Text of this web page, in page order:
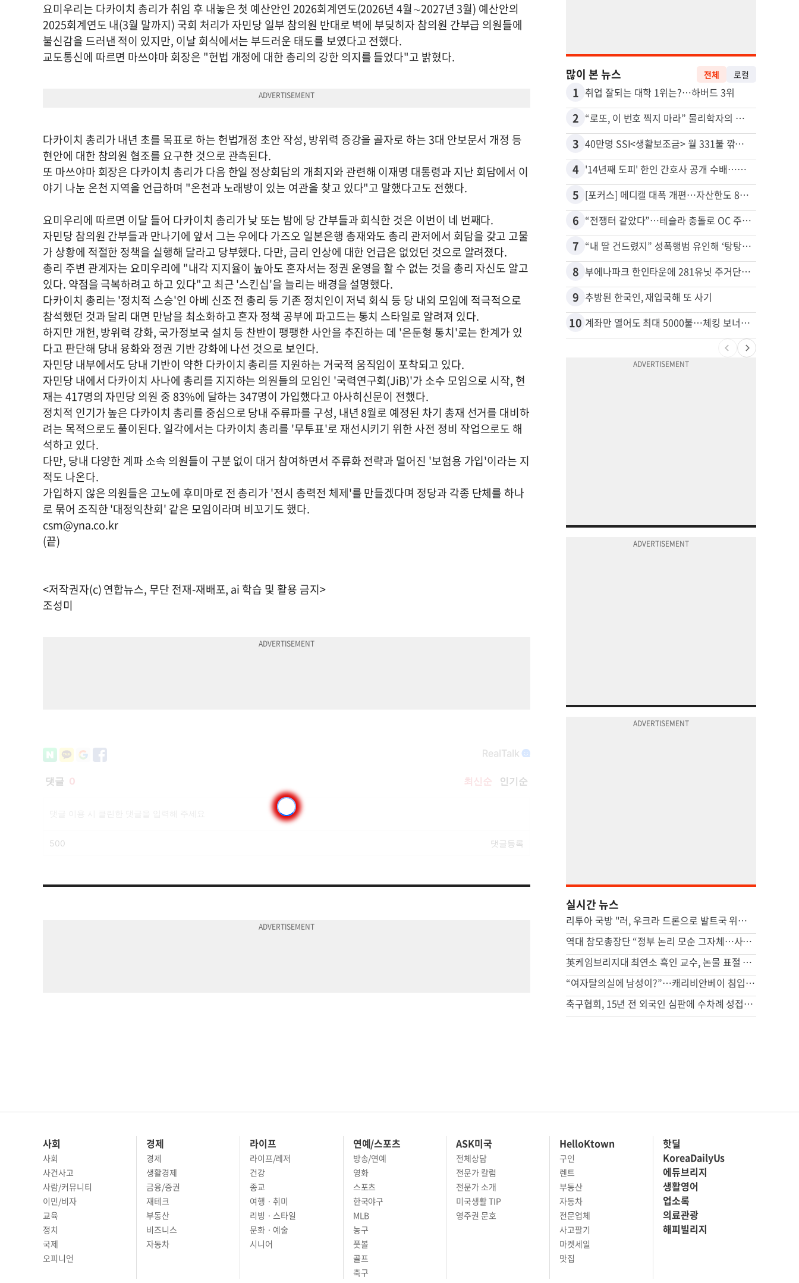
요미우리는 다카이치 총리가 취임 후 내놓은 첫 예산안인 2026회계연도(2026년 4월∼2027년 3월) 예산안의
2025회계연도 내(3월 말까지) 국회 처리가 자민당 일부 참의원 반대로 벽에 부딪히자 참의원 간부급 의원들에
불신감을 드러낸 적이 있지만, 이날 회식에서는 부드러운 태도를 보였다고 전했다.
교도통신에 따르면 마쓰야마 회장은 "헌법 개정에 대한 총리의 강한 의지를 들었다"고 밝혔다.
다카이치 총리가 내년 초를 목표로 하는 헌법개정 초안 작성, 방위력 증강을 골자로 하는 3대 안보문서 개정 등
현안에 대한 참의원 협조를 요구한 것으로 관측된다.
또 마쓰야마 회장은 다카이치 총리가 다음 한일 정상회담의 개최지와 관련해 이재명 대통령과 지난 회담에서 이
야기 나눈 온천 지역을 언급하며 "온천과 노래방이 있는 여관을 찾고 있다"고 말했다고도 전했다.
요미우리에 따르면 이달 들어 다카이치 총리가 낮 또는 밤에 당 간부들과 회식한 것은 이번이 네 번째다.
자민당 참의원 간부들과 만나기에 앞서 그는 우에다 가즈오 일본은행 총재와도 총리 관저에서 회담을 갖고 고물
가 상황에 적절한 정책을 실행해 달라고 당부했다. 다만, 금리 인상에 대한 언급은 없었던 것으로 알려졌다.
총리 주변 관계자는 요미우리에 "내각 지지율이 높아도 혼자서는 정권 운영을 할 수 없는 것을 총리 자신도 알고
있다. 약점을 극복하려고 하고 있다"고 최근 '스킨십'을 늘리는 배경을 설명했다.
다카이치 총리는 '정치적 스승'인 아베 신조 전 총리 등 기존 정치인이 저녁 회식 등 당 내외 모임에 적극적으로
참석했던 것과 달리 대면 만남을 최소화하고 혼자 정책 공부에 파고드는 통치 스타일로 알려져 있다.
하지만 개헌, 방위력 강화, 국가정보국 설치 등 찬반이 팽팽한 사안을 추진하는 데 '은둔형 통치'로는 한계가 있
다고 판단해 당내 융화와 정권 기반 강화에 나선 것으로 보인다.
자민당 내부에서도 당내 기반이 약한 다카이치 총리를 지원하는 거국적 움직임이 포착되고 있다.
자민당 내에서 다카이치 사나에 총리를 지지하는 의원들의 모임인 '국력연구회(JiB)'가 소수 모임으로 시작, 현
재는 417명의 자민당 의원 중 83%에 달하는 347명이 가입했다고 아사히신문이 전했다.
정치적 인기가 높은 다카이치 총리를 중심으로 당내 주류파를 구성, 내년 8월로 예정된 차기 총재 선거를 대비하
려는 목적으로도 풀이된다. 일각에서는 다카이치 총리를 '무투표'로 재선시키기 위한 사전 정비 작업으로도 해
석하고 있다.
다만, 당내 다양한 계파 소속 의원들이 구분 없이 대거 참여하면서 주류화 전략과 멀어진 '보험용 가입'이라는 지
적도 나온다.
가입하지 않은 의원들은 고노에 후미마로 전 총리가 '전시 총력전 체제'를 만들겠다며 정당과 각종 단체를 하나
로 묶어 조직한 '대정익찬회' 같은 모임이라며 비꼬기도 했다.
csm@yna.co.kr
(끝)
<저작권자(c) 연합뉴스, 무단 전재-재배포, ai 학습 및 활용 금지>
조성미
많이 본 뉴스 전체 로컬
1 취업 잘되는 대학 1위는?…하버드 3위
2 “로또, 이 번호 찍지 마라” 물리학자의 당첨금 높이는 비밀
3 40만명 SSI<생활보조금> 월 331불 깎이나
4 '14년째 도피' 한인 간호사 공개 수배…메디케어 사기 유죄
5 [포커스] 메디캘 대폭 개편…자산한도 84% 축소
6 “전쟁터 같았다”…테슬라 충돌로 OC 주택 4채 파손
7 “내 딸 건드렸지” 성폭행범 유인해 ‘탕탕’…아빠의 복수 결말
8 부에나파크 한인타운에 281유닛 주거단지 들어선다
9 추방된 한국인, 재입국해 또 사기
10 계좌만 열어도 최대 5000불…체킹 보너스 무한 경쟁
실시간 뉴스
리투아 국방 "러, 우크라 드론으로 발트국 위장공격 할수도"
역대 참모총장단 “정부 논리 모순 그자체…사관학교 통합, 재검토해야”
英케임브리지대 최연소 흑인 교수, 논물 표절 의혹에 사임
“여자탈의실에 남성이?”…캐리비안베이 침입 신고, 일주일째 못 잡았다
축구협회, 15년 전 외국인 심판에 수차례 성접대...월드컵 예선도 포함
사회
사회
사건사고
사람/커뮤니티
이민/비자
교육
정치
국제
오피니언
경제
경제
생활경제
금융/증권
재테크
부동산
비즈니스
자동차
라이프
라이프/레저
건강
종교
여행 · 취미
리빙 · 스타일
문화 · 예술
시니어
연예/스포츠
방송/연예
영화
스포츠
한국야구
MLB
농구
풋볼
골프
축구
ASK미국
전체상담
전문가 칼럼
전문가 소개
미국생활 TIP
영주권 문호
HelloKtown
구인
렌트
부동산
자동차
전문업체
사고팔기
마켓세일
맛집
핫딜
KoreaDailyUs
에듀브리지
생활영어
업소록
의료관광
해피빌리지